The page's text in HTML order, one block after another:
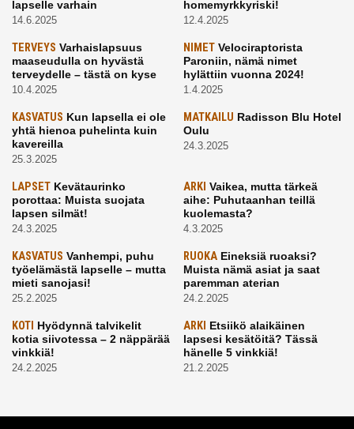
lapselle varhain
14.6.2025
homemyrkkyriski!
12.4.2025
TERVEYS Varhaislapsuus
maaseudulla on hyvästä
terveydelle – tästä on kyse
10.4.2025
NIMETVelociraptorista
Paroniin, nämä nimet
hylättiin vuonna 2024!
1.4.2025
KASVATUS Kun lapsella ei ole
yhtä hienoa puhelinta kuin
kavereilla
25.3.2025
MATKAILU Radisson Blu Hotel
Oulu
24.3.2025
LAPSET Kevätaurinko
porottaa: Muista suojata
lapsen silmät!
24.3.2025
ARKI Vaikea, mutta tärkeä
aihe: Puhutaanhan teillä
kuolemasta?
4.3.2025
KASVATUS Vanhempi, puhu
työelämästä lapselle – mutta
mieti sanojasi!
25.2.2025
RUOKAEineksiä ruoaksi?
Muista nämä asiat ja saat
paremman aterian
24.2.2025
KOTI Hyödynnä talvikelit
kotia siivotessa – 2 näppärää
vinkkiä!
24.2.2025
ARKI Etsiikö alaikäinen
lapsesi kesätöitä? Tässä
hänelle 5 vinkkiä!
21.2.2025